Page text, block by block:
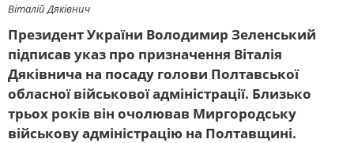
Віталій Дяківнич
Президент України Володимир Зеленський
підписав указ про призначення Віталія
Дяківнича на посаду голови Полтавської
обласної військової адміністрації. Близько
трьох років він очолював Миргородську
військову адміністрацію на Полтавщині.